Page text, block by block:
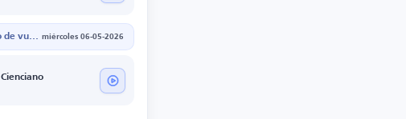
Conmebol Sudamericana - Ronda 4 - Partido de vuelta miércoles 06-05-2026
Cienciano